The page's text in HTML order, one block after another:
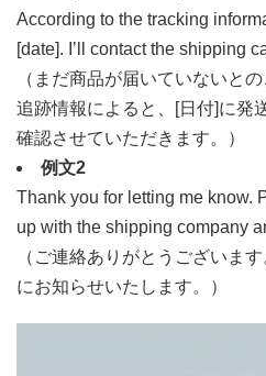
According to the tracking
[date]. I’ll contact the shipping
（まだ商品が届いていないと
追跡情報によると、[日付]に発
確認させていただきます。）
例文2
Thank you for letting me know.
up with the shipping company
（ご連絡ありがとうございま
にお知らせいたします。）